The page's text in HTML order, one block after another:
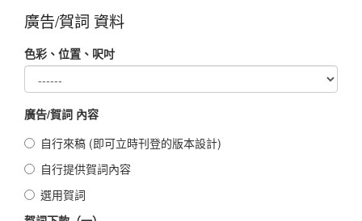
廣告/賀詞 資料
色彩、位置、呎吋
廣告/賀詞 內容
自行來稿 (即可立時刊登的版本設計)
自行提供賀詞內容
選用賀詞